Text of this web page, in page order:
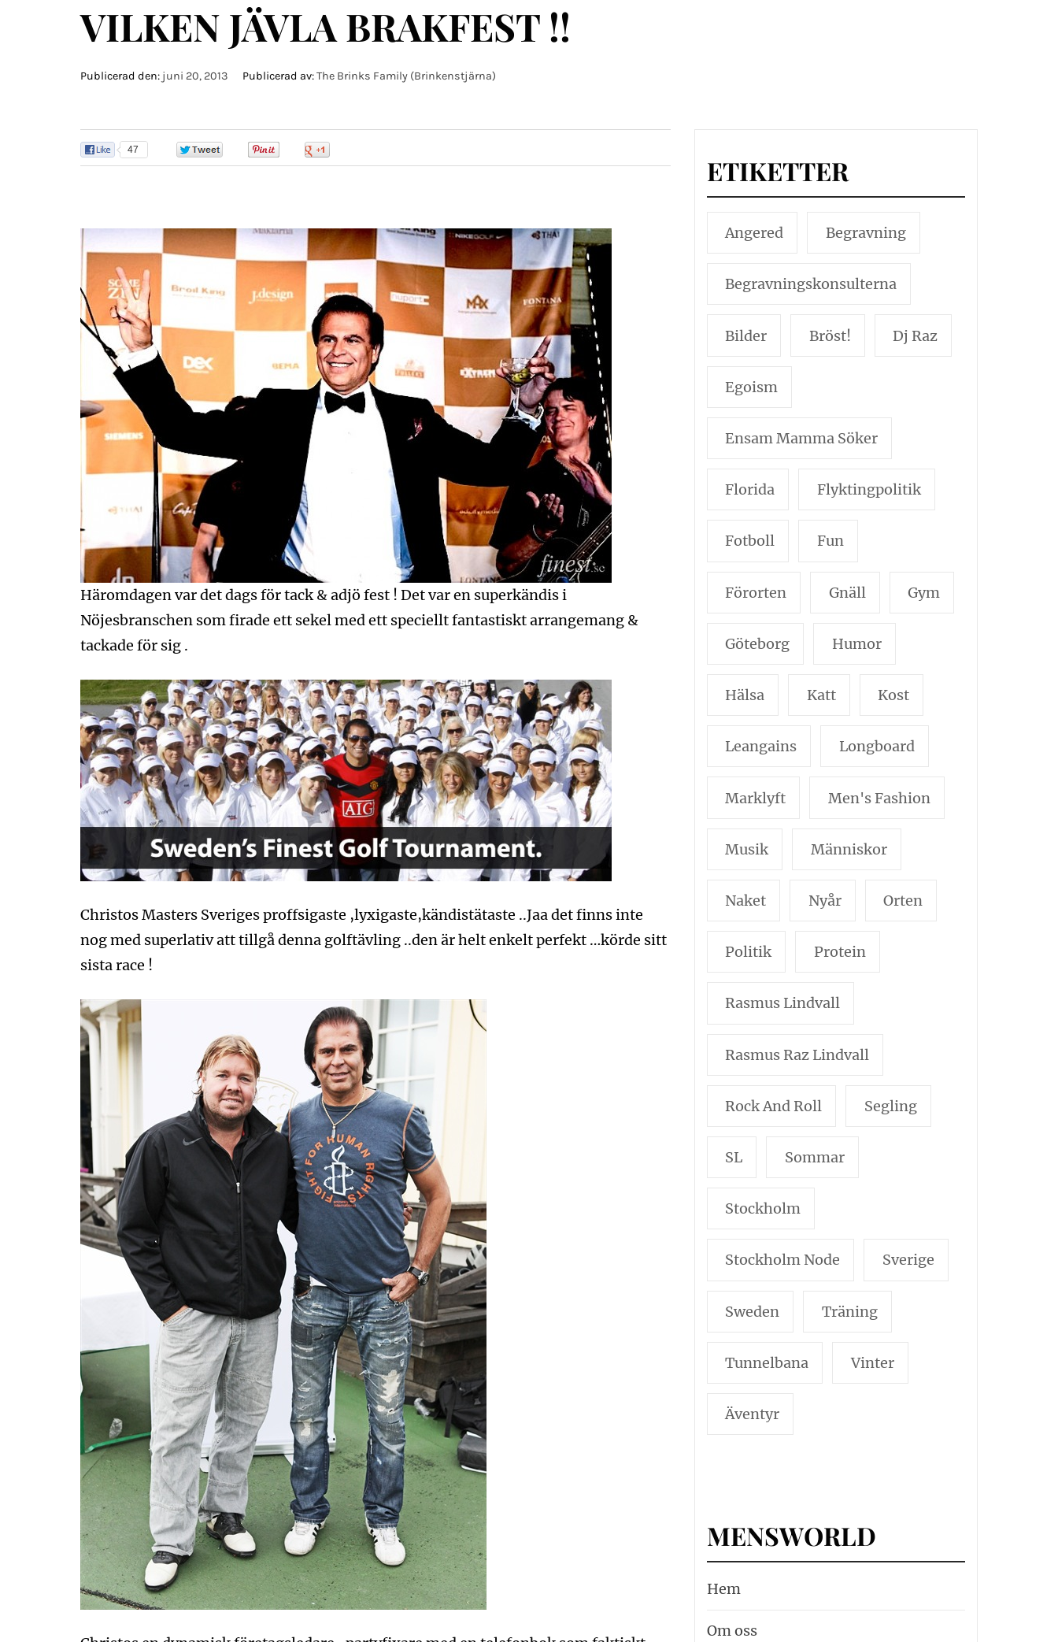
VILKEN JÄVLA BRAKFEST !!
Publicerad den: juni 20, 2013 Publicerad av:The Brinks Family (Brinkenstjärna)
47
Häromdagen var det dags för tack & adjö fest ! Det var en superkändis i
Nöjesbranschen som firade ett sekel med ett speciellt fantastiskt arrangemang &
tackade för sig .
Christos Masters Sveriges proffsigaste ,lyxigaste,kändistätaste ..Jaa det finns inte
nog med superlativ att tillgå denna golftävling ..den är helt enkelt perfekt …körde sitt
sista race !
ETIKETTER
Angered Begravning
Begravningskonsulterna
Bilder Bröst! Dj Raz
Egoism
Ensam Mamma Söker
Florida Flyktingpolitik
Fotboll Fun
Förorten Gnäll Gym
Göteborg Humor
Hälsa Katt Kost
Leangains Longboard
Marklyft Men's Fashion
Musik Människor
Naket Nyår Orten
Politik Protein
Rasmus Lindvall
Rasmus Raz Lindvall
Rock And Roll Segling
SL Sommar
Stockholm
Stockholm Node Sverige
Sweden Träning
Tunnelbana Vinter
Äventyr
MENSWORLD
Hem
Om oss